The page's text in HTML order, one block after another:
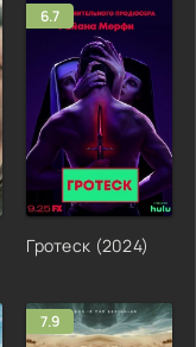
6.7
Гротеск (2024)
7.9